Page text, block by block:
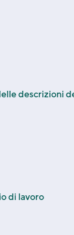
descrizioni
di lavoro